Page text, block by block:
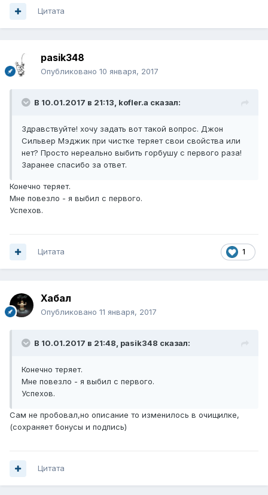
Цитата
pasik348
Опубликовано 10 января, 2017
В 10.01.2017 в 21:13, kofler.a сказал:
Здравствуйте! хочу задать вот такой вопрос. Джон
Сильвер Мэджик при чистке теряет свои свойства или
нет? Просто нереально выбить горбушу с первого раза!
Заранее спасибо за ответ.
Конечно теряет.
Мне повезло - я выбил с первого.
Успехов.
1
Цитата
Хабал
Опубликовано 11 января, 2017
В 10.01.2017 в 21:48, pasik348 сказал:
Конечно теряет.
Мне повезло - я выбил с первого.
Успехов.
Сам не пробовал,но описание то изменилось в очищилке,
(сохраняет бонусы и подпись)
Цитата